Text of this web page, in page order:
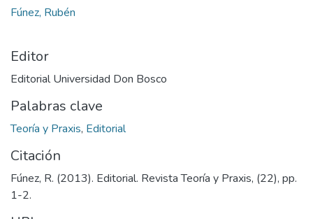
Fúnez, Rubén
Editor
Editorial Universidad Don Bosco
Palabras clave
Teoría y Praxis, Editorial
Citación
Fúnez, R. (2013). Editorial. Revista Teoría y Praxis, (22), pp.
1-2.